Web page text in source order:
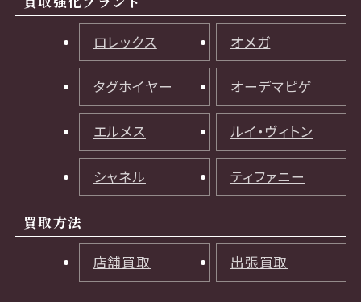
ロレックス オメガ
タグホイヤー オーデマピゲ
エルメス ルイ・ヴィトン
シャネル ティファニー
買取方法
店舗買取 出張買取